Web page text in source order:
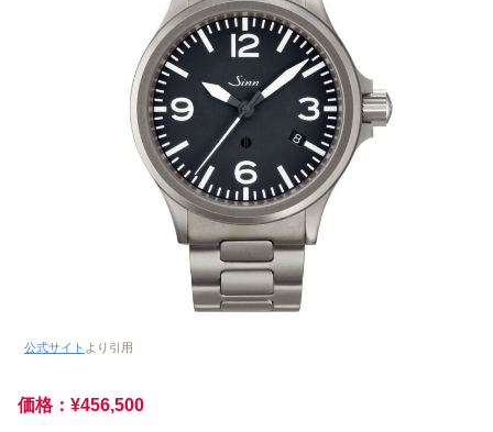
公式サイト より引用
価格：¥456,500